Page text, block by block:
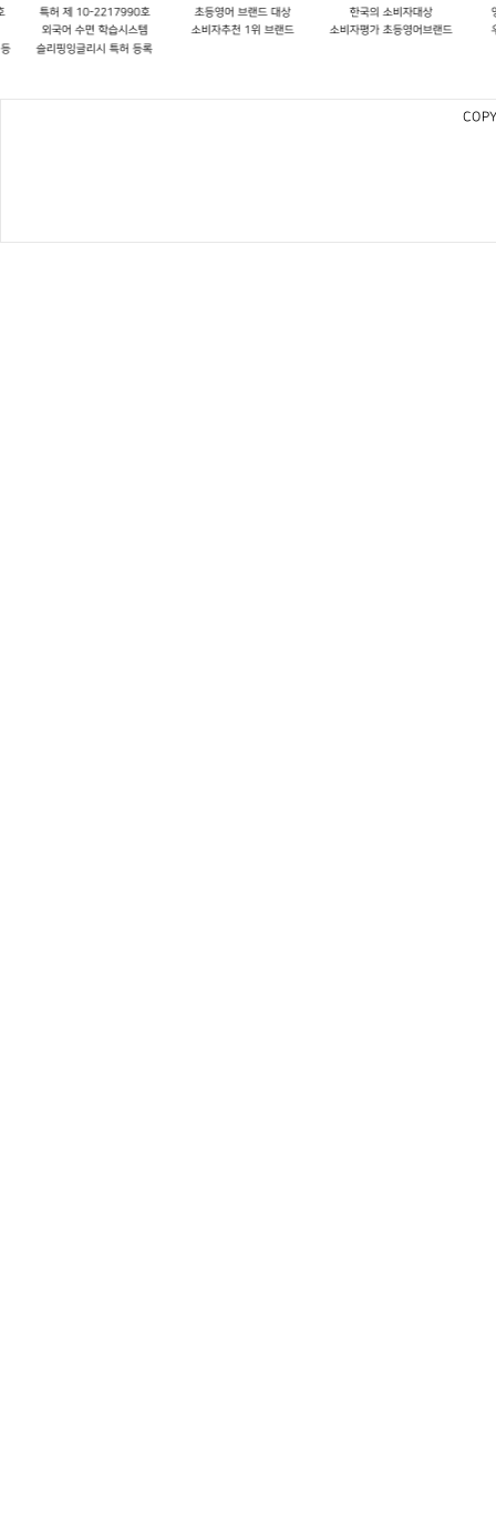
특허 제 10-2217990호
외국어 수면 학습시스템
슬리핑잉글리시 특허 등록
초등영어 브랜드 대상
소비자추천 1위 브랜드
한국의 소비자대상
소비자평가 초등영어브랜드
영
우